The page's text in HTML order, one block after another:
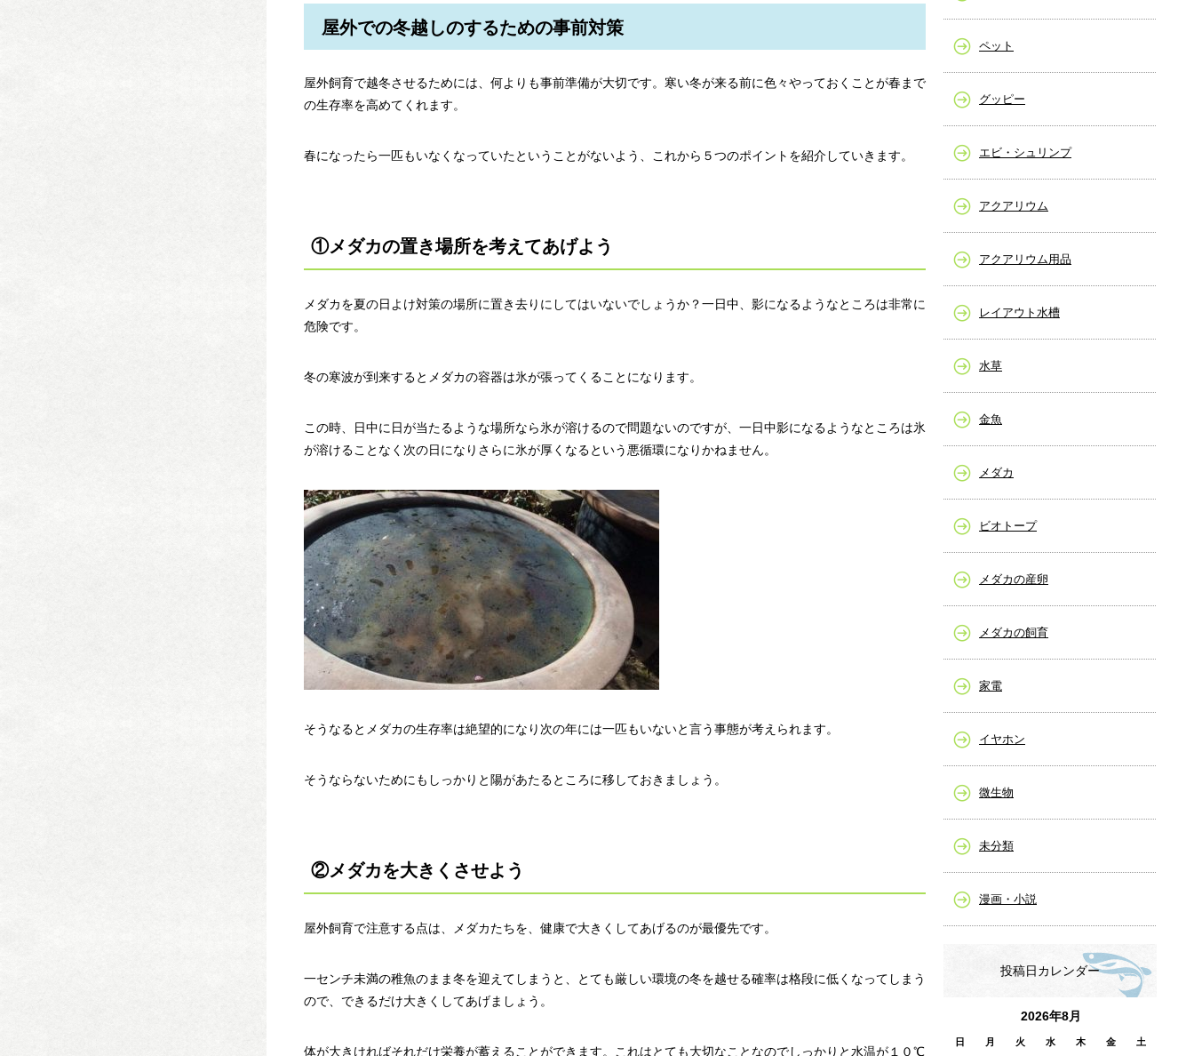
屋外での冬越しのするための事前対策
屋外飼育で越冬させるためには、何よりも事前準備が大切です。寒い冬が来る前に色々やっておくことが春まで
の生存率を高めてくれます。
春になったら一匹もいなくなっていたということがないよう、これから５つのポイントを紹介していきます。
①メダカの置き場所を考えてあげよう
メダカを夏の日よけ対策の場所に置き去りにしてはいないでしょうか？一日中、影になるようなところは非常に
危険です。
冬の寒波が到来するとメダカの容器は氷が張ってくることになります。
この時、日中に日が当たるような場所なら氷が溶けるので問題ないのですが、一日中影になるようなところは氷
が溶けることなく次の日になりさらに氷が厚くなるという悪循環になりかねません。
そうなるとメダカの生存率は絶望的になり次の年には一匹もいないと言う事態が考えられます。
そうならないためにもしっかりと陽があたるところに移しておきましょう。
②メダカを大きくさせよう
屋外飼育で注意する点は、メダカたちを、健康で大きくしてあげるのが最優先です。
一センチ未満の稚魚のまま冬を迎えてしまうと、とても厳しい環境の冬を越せる確率は格段に低くなってしまう
ので、できるだけ大きくしてあげましょう。
体が大きければそれだけ栄養が蓄えることができます。これはとても大切なことなのでしっかりと水温が１０℃
ペット
グッピー
エビ・シュリンプ
アクアリウム
アクアリウム用品
レイアウト水槽
水草
金魚
メダカ
ビオトープ
メダカの産卵
メダカの飼育
家電
イヤホン
微生物
未分類
漫画・小説
投稿日カレンダー
2026年8月
日 月 火 水 木 金 土